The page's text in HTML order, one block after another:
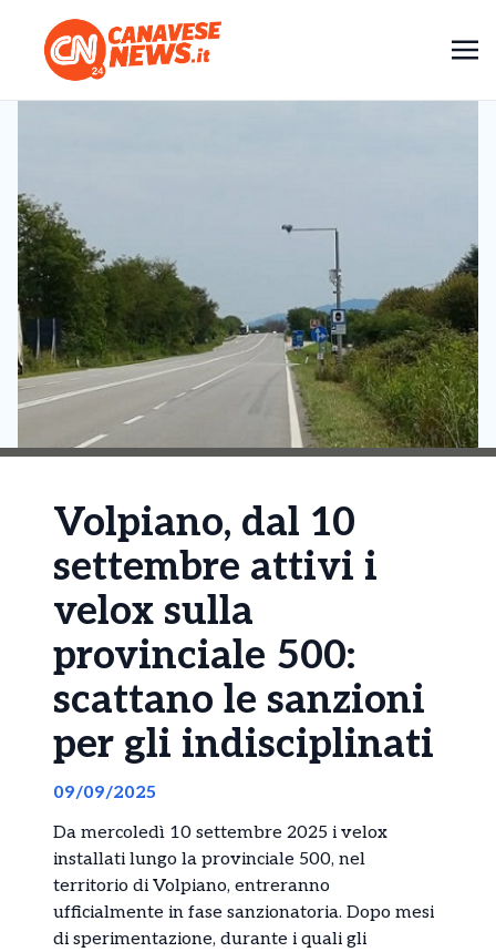
Volpiano, dal 10
settembre attivi i
velox sulla
provinciale 500:
scattano le sanzioni
per gli indisciplinati
09/09/2025
Da mercoledì 10 settembre 2025 i velox
installati lungo la provinciale 500, nel
territorio di Volpiano, entreranno
ufficialmente in fase sanzionatoria. Dopo mesi
di sperimentazione, durante i quali gli